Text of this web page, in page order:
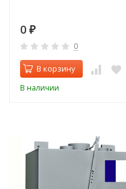
0 ₽
0
В корзину
В наличии